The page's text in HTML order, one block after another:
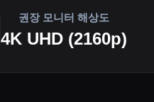
권장 모니터 해상도
4K UHD (2160p)